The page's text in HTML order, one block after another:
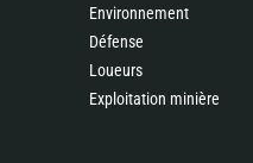
Environnement
Défense
Loueurs
Exploitation minière